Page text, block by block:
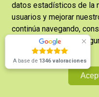
Copyright © 2026
Política de Privacidad
Política de
A base de 1346 valoraciones
datos estadísticos de la
usuarios y mejorar
continúa navegando,
Puede cambiar la
informaciónaquí